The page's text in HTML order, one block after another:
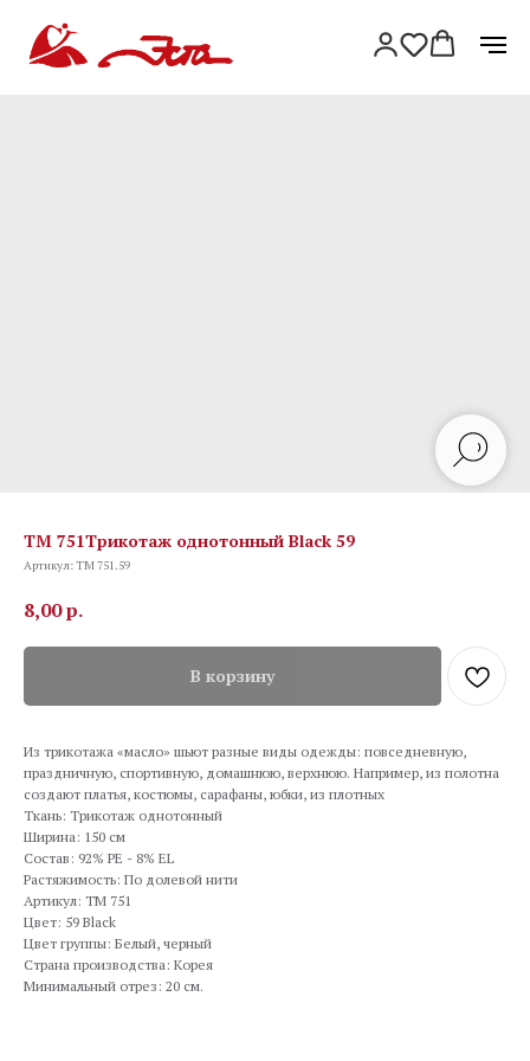
TM 751Трикотаж однотонный Black 59
Артикул:TM 751.59
8,00р.
В корзину
Из трикотажа «масло» шьют разные виды одежды: повседневную,
праздничную, спортивную, домашнюю, верхнюю. Например, из полотна
создают платья, костюмы, сарафаны, юбки, из плотных
Ткань: Трикотаж однотонный
Ширина: 150 см
Состав: 92% PE - 8% EL
Растяжимость: По долевой нити
Артикул: TM 751
Цвет: 59 Black
Цвет группы: Белый, черный
Страна производства: Корея
Минимальный отрез: 20 см.